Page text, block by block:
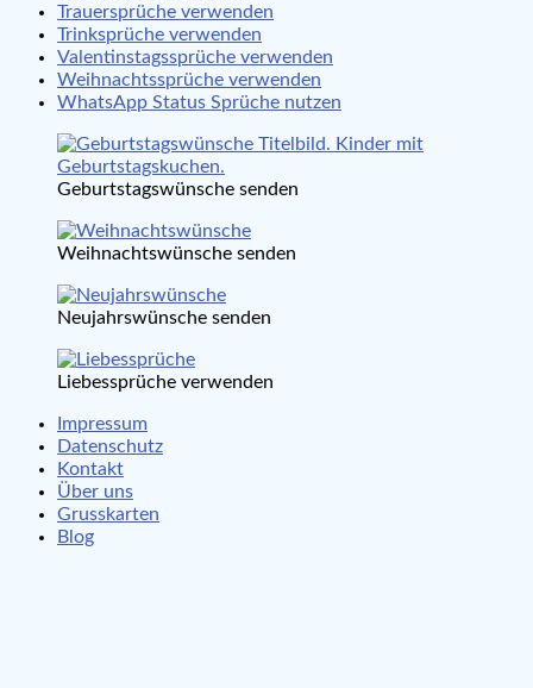
Trauersprüche verwenden
Trinksprüche verwenden
Valentinstagssprüche verwenden
Weihnachtssprüche verwenden
WhatsApp Status Sprüche nutzen
Geburtstagswünsche senden
Weihnachtswünsche senden
Neujahrswünsche senden
Liebessprüche verwenden
Impressum
Datenschutz
Kontakt
Über uns
Grusskarten
Blog